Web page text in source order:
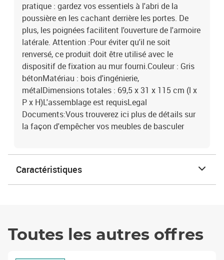
pratique : gardez vos essentiels à l'abri de la
poussière en les cachant derrière les portes. De
plus, les poignées facilitent l'ouverture de l'armoire
latérale. Attention :Pour éviter qu'il ne soit
renversé, ce produit doit être utilisé avec le
dispositif de fixation au mur fourni.Couleur : Gris
bétonMatériau : bois d'ingénierie,
métalDimensions totales : 69,5 x 31 x 115 cm (l x
P x H)L'assemblage est requisLegal
Documents:Vous trouverez ici plus de détails sur
la façon d'empêcher vos meubles de basculer
Caractéristiques
Toutes les autres offres